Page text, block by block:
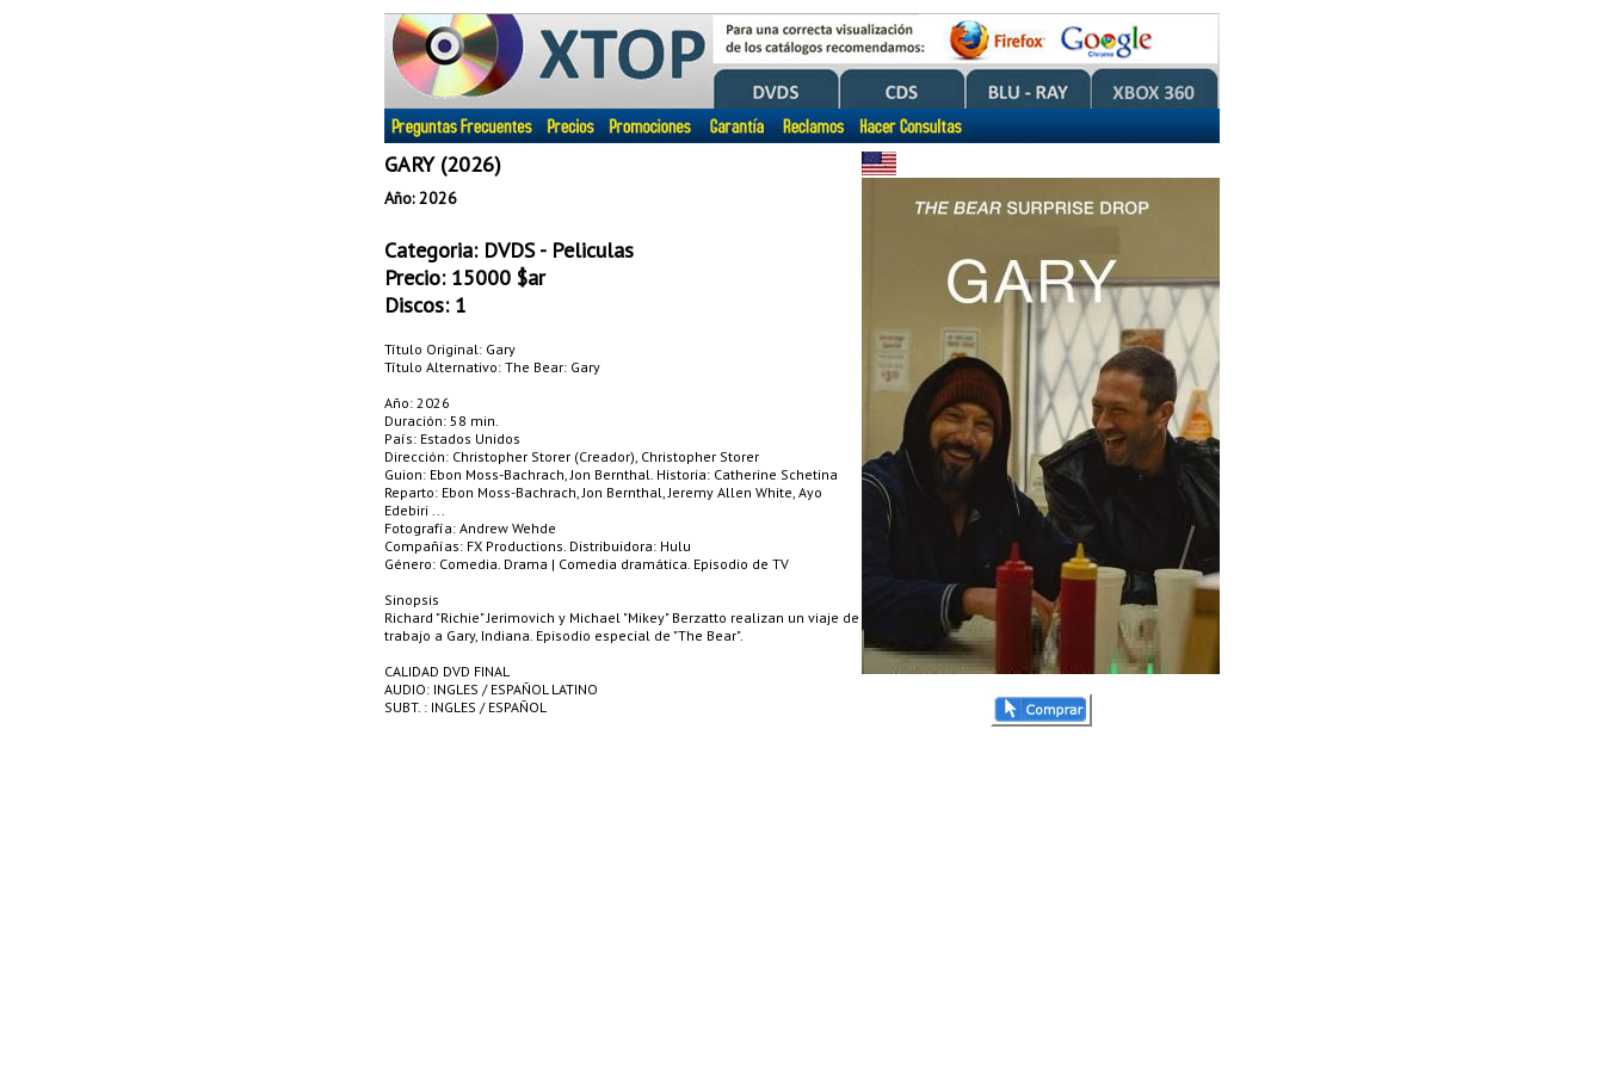
GARY (2026)
Año: 2026
Categoria: DVDS - Peliculas
Precio: 15000 $ar
Discos: 1
Título Original: Gary
Título Alternativo: The Bear: Gary
Año: 2026
Duración: 58 min.
País: Estados Unidos
Dirección: Christopher Storer (Creador), Christopher Storer
Guion: Ebon Moss-Bachrach, Jon Bernthal. Historia: Catherine Schetina
Reparto: Ebon Moss-Bachrach, Jon Bernthal, Jeremy Allen White, Ayo
Edebiri ...
Fotografía: Andrew Wehde
Compañías: FX Productions. Distribuidora: Hulu
Género: Comedia. Drama | Comedia dramática. Episodio de TV
Sinopsis
Richard "Richie" Jerimovich y Michael "Mikey" Berzatto realizan un viaje de
trabajo a Gary, Indiana. Episodio especial de "The Bear".
CALIDAD DVD FINAL
AUDIO: INGLES / ESPAÑOL LATINO
SUBT. : INGLES / ESPAÑOL